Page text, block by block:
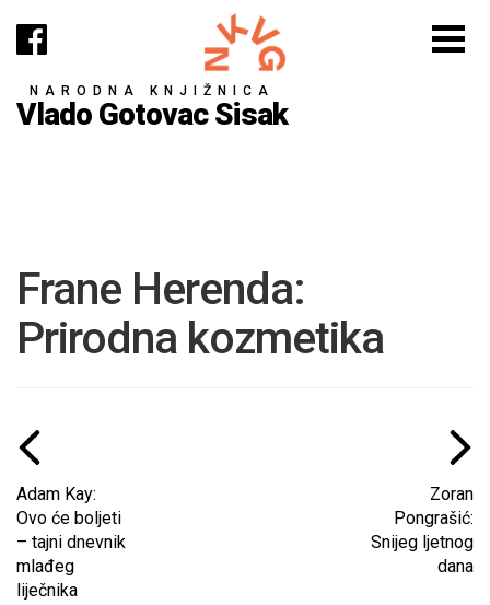
NARODNA KNJIŽNICA
Vlado Gotovac Sisak
Frane Herenda:
Prirodna kozmetika
Adam Kay:
Ovo će boljeti
– tajni dnevnik
mlađeg
liječnika
Zoran
Pongrašić:
Snijeg ljetnog
dana